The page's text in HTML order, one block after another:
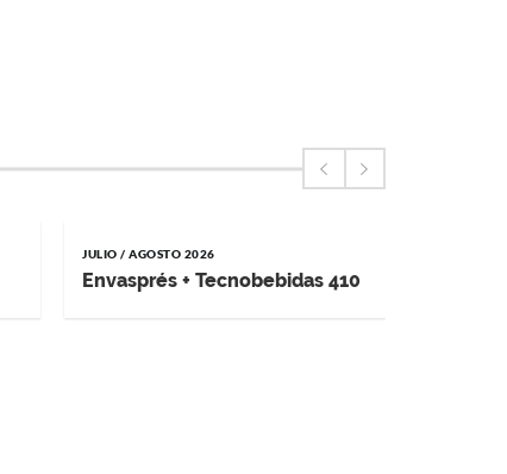
JULIO / AGOSTO 2026
Envasprés + Tecnobebidas 410